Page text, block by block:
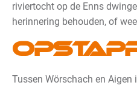
riviertocht op de Enns
herinnering behouden, of
Tussen Wörschach en